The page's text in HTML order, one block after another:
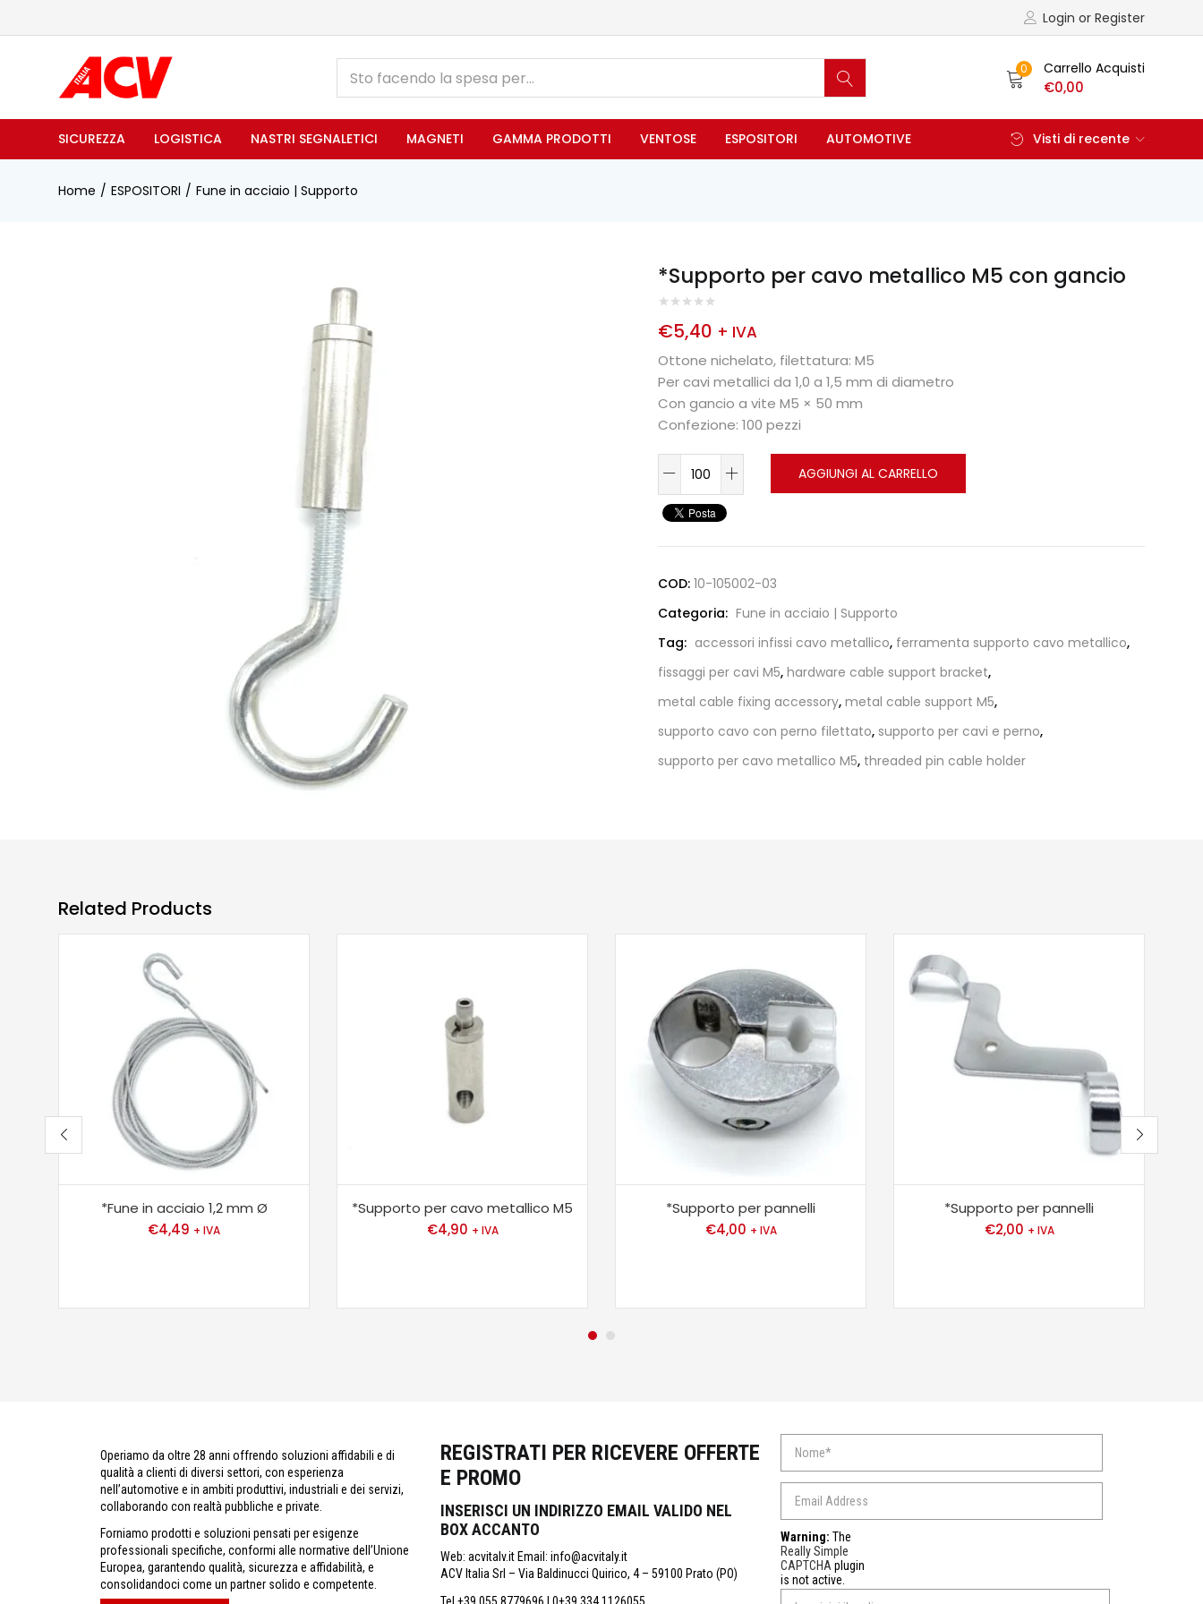
Login or Register
0 Carrello Acquisti
€0,00
SICUREZZA LOGISTICA NASTRI SEGNALETICI MAGNETI GAMMA PRODOTTI VENTOSE ESPOSITORI AUTOMOTIVE Visti di recente
Home ESPOSITORI Fune in acciaio | Supporto
*Supporto per cavo metallico M5 con gancio
€5,40 + IVA
Ottone nichelato, filettatura: M5
Per cavi metallici da 1,0 a 1,5 mm di diametro
Con gancio a vite M5 × 50 mm
Confezione: 100 pezzi
AGGIUNGI AL CARRELLO
COD: 10-105002-03
Categoria: Fune in acciaio | Supporto
Tag: accessori infissi cavo metallico, ferramenta supporto cavo metallico,
fissaggi per cavi M5, hardware cable support bracket,
metal cable fixing accessory, metal cable support M5,
supporto cavo con perno filettato, supporto per cavi e perno,
supporto per cavo metallico M5, threaded pin cable holder
Related Products
*Fune in acciaio 1,2 mm Ø
€4,49 + IVA
*Supporto per cavo metallico M5
€4,90 + IVA
*Supporto per pannelli
€4,00 + IVA
*Supporto per pannelli
€2,00 + IVA
Operiamo da oltre 28 anni offrendo soluzioni affidabili e di
qualità a clienti di diversi settori, con esperienza
nell’automotive e in ambiti produttivi, industriali e dei servizi,
collaborando con realtà pubbliche e private.
Forniamo prodotti e soluzioni pensati per esigenze
professionali specifiche, conformi alle normative dell’Unione
Europea, garantendo qualità, sicurezza e affidabilità, e
consolidandoci come un partner solido e competente.
REGISTRATI PER RICEVERE OFFERTE
E PROMO
INSERISCI UN INDIRIZZO EMAIL VALIDO NEL
BOX ACCANTO
Web: acvitalv.it Email: info@acvitaly.it
ACV Italia Srl – Via Baldinucci Quirico, 4 – 59100 Prato (PO)
Tel.+39 055 8779696 | 0+39 334 1126055
Warning: The
Really Simple
CAPTCHA plugin
is not active.